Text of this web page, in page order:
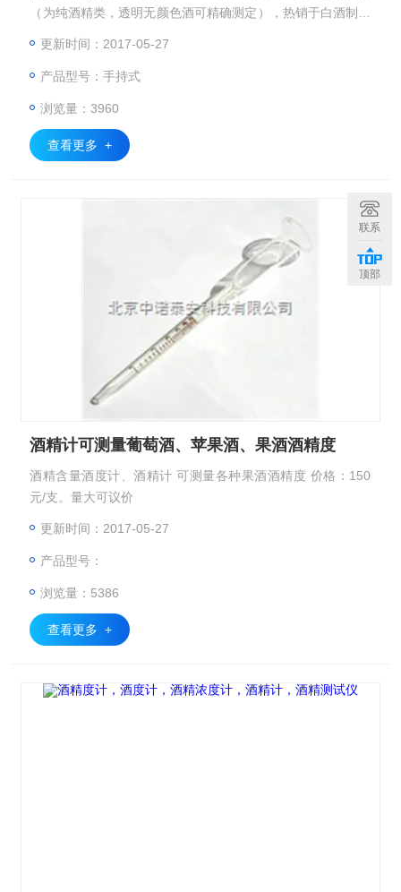
（为纯酒精类，透明无颜色酒可精确测定），热销于白酒制造
设计，克服气温变动造成数据偏差。目镜超大，便于使用者观
更新时间：2017-05-27
产品型号：手持式
浏览量：3960
查看更多 +
酒精计可测量葡萄酒、苹果酒、果酒酒精度
酒精含量酒度计、酒精计 可测量各种果酒酒精度 价格：150
元/支。量大可议价
更新时间：2017-05-27
产品型号：
浏览量：5386
查看更多 +
联系
顶部